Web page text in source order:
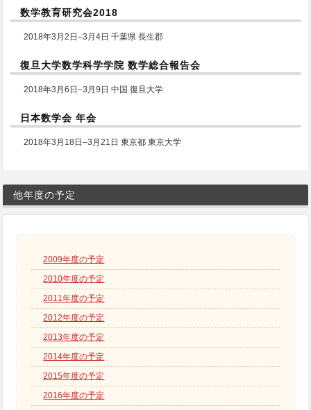
数学教育研究会2018
2018年3月2日–3月4日 千葉県 長生郡
復旦大学数学科学学院 数学総合報告会
2018年3月6日–3月9日 中国 復旦大学
日本数学会 年会
2018年3月18日–3月21日 東京都 東京大学
他年度の予定
2009年度の予定
2010年度の予定
2011年度の予定
2012年度の予定
2013年度の予定
2014年度の予定
2015年度の予定
2016年度の予定